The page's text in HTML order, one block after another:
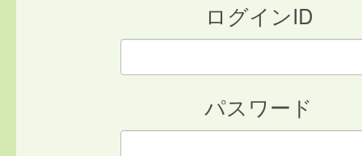
ログインID
パスワード